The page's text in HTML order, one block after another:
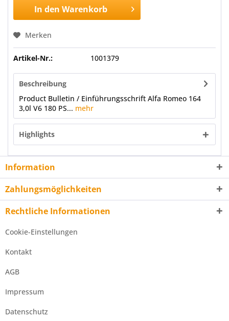
In den Warenkorb
Merken
Artikel-Nr.: 1001379
Beschreibung
Product Bulletin / Einführungsschrift Alfa Romeo 164
3,0l V6 180 PS... mehr
Highlights
Information
Zahlungsmöglichkeiten
Rechtliche Informationen
Cookie-Einstellungen
Kontakt
AGB
Impressum
Datenschutz